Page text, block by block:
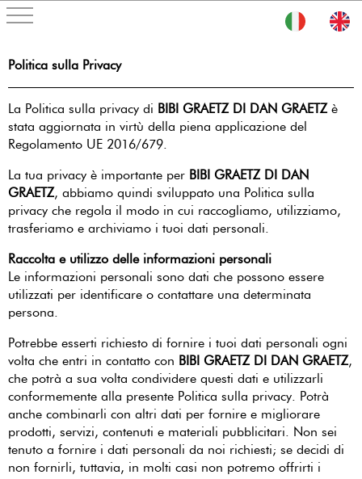
Politica sulla Privacy
La Politica sulla privacy di BIBI GRAETZ DI DAN GRAETZ è
stata aggiornata in virtù della piena applicazione del
Regolamento UE 2016/679.
La tua privacy è importante per BIBI GRAETZ DI DAN
GRAETZ, abbiamo quindi sviluppato una Politica sulla
privacy che regola il modo in cui raccogliamo, utilizziamo,
trasferiamo e archiviamo i tuoi dati personali.
Raccolta e utilizzo delle informazioni personali
Le informazioni personali sono dati che possono essere
utilizzati per identificare o contattare una determinata
persona.
Potrebbe esserti richiesto di fornire i tuoi dati personali ogni
volta che entri in contatto con BIBI GRAETZ DI DAN GRAETZ,
che potrà a sua volta condividere questi dati e utilizzarli
conformemente alla presente Politica sulla privacy. Potrà
anche combinarli con altri dati per fornire e migliorare
prodotti, servizi, contenuti e materiali pubblicitari. Non sei
tenuto a fornire i dati personali da noi richiesti; se decidi di
non fornirli, tuttavia, in molti casi non potremo offrirti i